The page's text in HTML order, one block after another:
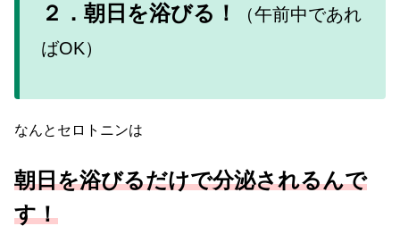
２．朝日を浴びる！
（午前中であれ
ばOK）
なんとセロトニンは
朝日を浴びるだけで分泌されるんで
す！